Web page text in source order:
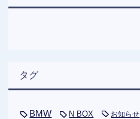
タグ
BMW N BOX お知らせ